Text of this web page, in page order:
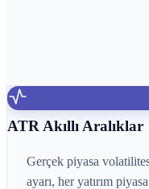
ATR Akıllı Aralıklar
Gerçek piyasa
ayarı, her yatırım